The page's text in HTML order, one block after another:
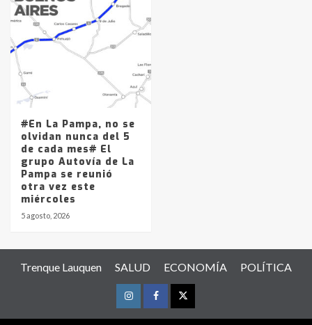
#En La Pampa, no se
olvidan nunca del 5
de cada mes# El
grupo Autovía de La
Pampa se reunió
otra vez este
miércoles
5 agosto, 2026
Trenque Lauquen SALUD ECONOMÍA POLÍTICA
InstagramFacebookTwitter